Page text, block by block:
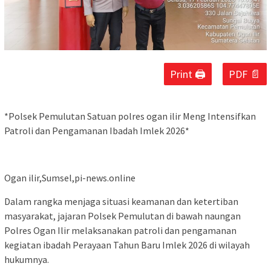
Print 🖨 PDF 📄
*Polsek Pemulutan Satuan polres ogan ilir Meng Intensifkan
Patroli dan Pengamanan Ibadah Imlek 2026*
Ogan ilir,Sumsel,pi-news.online
Dalam rangka menjaga situasi keamanan dan ketertiban
masyarakat, jajaran Polsek Pemulutan di bawah naungan
Polres Ogan Ilir melaksanakan patroli dan pengamanan
kegiatan ibadah Perayaan Tahun Baru Imlek 2026 di wilayah
hukumnya.